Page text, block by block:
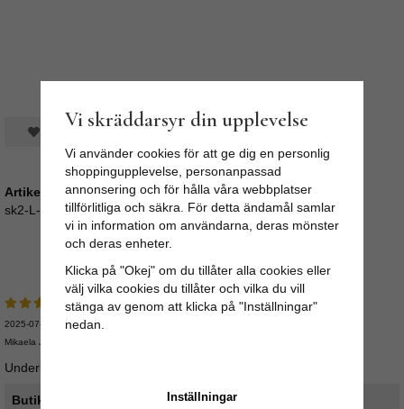
Spara som favorit
Artikelnummer:
sk2-L-SD
2025-07-13
Mikaela Jeanette
Underbar ! Precis som på bilden fluffig och fin.
Butikens svar:
Vi skräddarsyr din upplevelse
Vi använder cookies för att ge dig en personlig
shoppingupplevelse, personanpassad
annonsering och för hålla våra webbplatser
tillförlitliga och säkra. För detta ändamål samlar
vi in information om användarna, deras mönster
och deras enheter.
Klicka på "Okej" om du tillåter alla cookies eller
välj vilka cookies du tillåter och vilka du vill
stänga av genom att klicka på "Inställningar"
nedan.
Inställningar